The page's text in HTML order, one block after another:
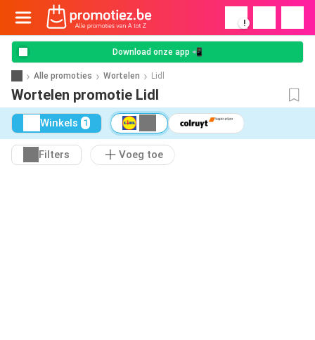
!
Download onze app 📲
Alle promoties Wortelen Lidl
Wortelen promotie Lidl
Winkels 1
Filters Voeg toe